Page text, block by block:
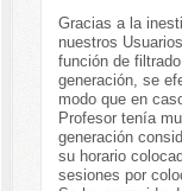
Gracias a la
nuestros
función de
generación, se
modo que en
Profesor tenía
generación
su horario
sesiones por